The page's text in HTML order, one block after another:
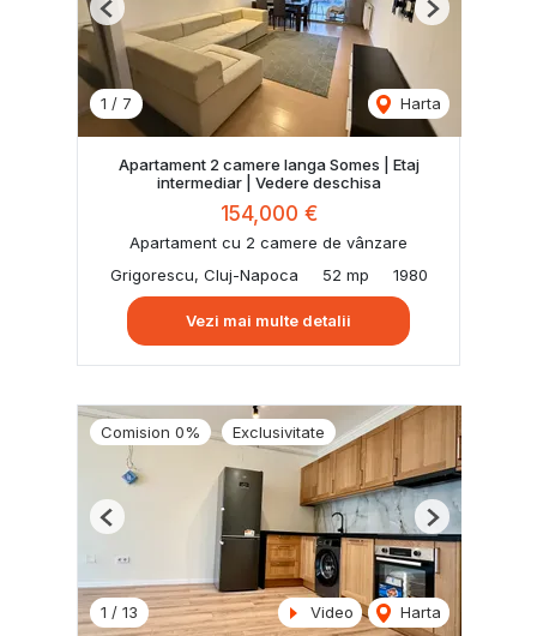
1 / 7 Harta
Previous Next
Apartament 2 camere langa Somes | Etaj
intermediar | Vedere deschisa
154,000 €
Apartament cu 2 camere de vânzare
Grigorescu, Cluj-Napoca
52 mp 1980
Vezi mai multe detalii
Comision 0% Exclusivitate
1 / 13 Video Harta
Previous Next